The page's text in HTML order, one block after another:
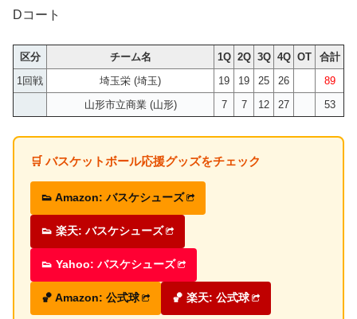
Dコート
区分 チーム名 1Q 2Q 3Q 4Q OT
合計
1回戦
埼玉栄 (埼玉) 19 19 25 26
89
山形市立商業 (山形)
7 7 12 27 53
🛒 バスケットボール応援グッズをチェック
👟 Amazon: バスケシューズ
👟 楽天: バスケシューズ
👟 Yahoo: バスケシューズ
🏀 Amazon: 公式球 🏀 楽天: 公式球